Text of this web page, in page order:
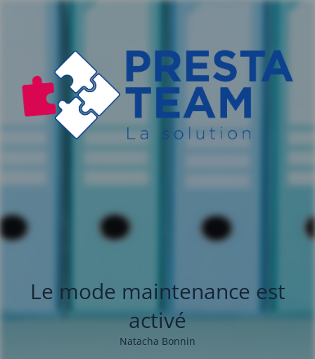
Le mode maintenance est
activé
Natacha Bonnin